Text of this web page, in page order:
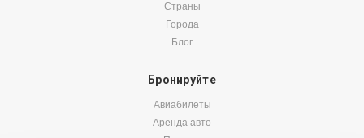
Страны
Города
Блог
Бронируйте
Авиабилеты
Аренда авто